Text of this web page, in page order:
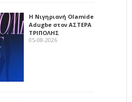
Η Νιγηριανή Olamide
Adugbe στον ΑΣΤΕΡΑ
ΤΡΙΠΟΛΗΣ
05-08-2026